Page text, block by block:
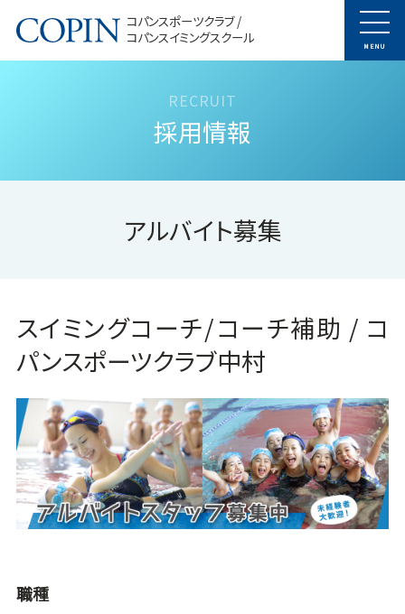
コパンスポーツクラブ /
コパンスイミングスクール
MENU
採用情報
アルバイト募集
スイミングコーチ/コーチ補助 / コ
パンスポーツクラブ中村
職種